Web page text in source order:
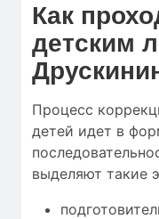
Как
детским
Процесс
детей идет в
выделяют такие